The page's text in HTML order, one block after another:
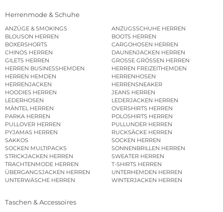
Herrenmode & Schuhe
ANZÜGE & SMOKINGS
ANZUGSSCHUHE HERREN
BLOUSON HERREN
BOOTS HERREN
BOXERSHORTS
CARGOHOSEN HERREN
CHINOS HERREN
DAUNENJACKEN HERREN
GILETS HERREN
GROSSE GRÖSSEN HERREN
HERREN BUSINESSHEMDEN
HERREN FREIZEITHEMDEN
HERREN HEMDEN
HERRENHOSEN
HERRENJACKEN
HERRENSNEAKER
HOODIES HERREN
JEANS HERREN
LEDERHOSEN
LEDERJACKEN HERREN
MÄNTEL HERREN
OVERSHIRTS HERREN
PARKA HERREN
POLOSHIRTS HERREN
PULLOVER HERREN
PULLUNDER HERREN
PYJAMAS HERREN
RUCKSÄCKE HERREN
SAKKOS
SOCKEN HERREN
SOCKEN MULTIPACKS
SONNENBRILLEN HERREN
STRICKJACKEN HERREN
SWEATER HERREN
TRACHTENMODE HERREN
T-SHIRTS HERREN
ÜBERGANGSJACKEN HERREN
UNTERHEMDEN HERREN
UNTERWÄSCHE HERREN
WINTERJACKEN HERREN
Taschen & Accessoires